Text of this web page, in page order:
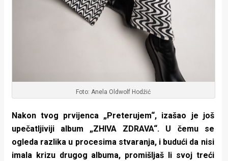
Foto: Anela Oldwolf Hodžić
Nakon tvog prvijenca „Preterujem“, izašao je još
upečatljiviji album „ZHIVA ZDRAVA“. U čemu se
ogleda razlika u procesima stvaranja, i budući da nisi
imala krizu drugog albuma, promišljaš li svoj treći